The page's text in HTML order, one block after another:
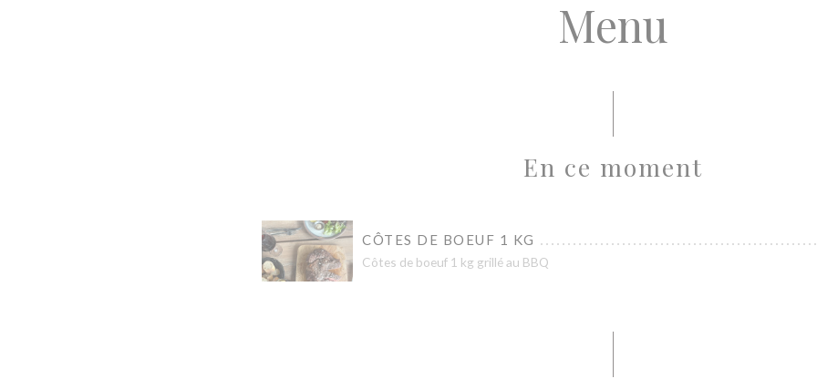
Menu
En ce moment
CÔTES DE BOEUF 1 KG
Côtes de boeuf 1 kg grillé au BBQ